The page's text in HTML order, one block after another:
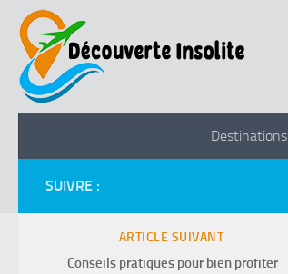
Skip to content
Destinations
SUIVRE :
ARTICLE SUIVANT
Conseils pratiques pour bien profiter